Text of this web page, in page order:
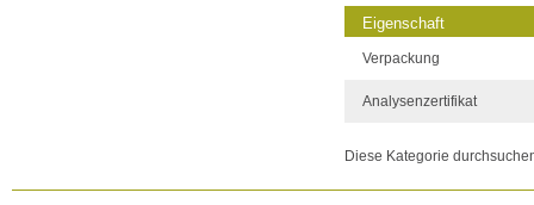
Eigenschaft
Verpackung
Analysenzertifikat
Diese Kategorie